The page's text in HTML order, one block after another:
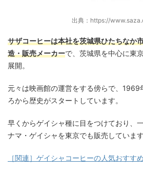
出典：https://
サザコーヒーは本社を茨城県ひたちなか
造・販売メーカーで、茨城県を中心に東
展開。
元々は映画館の運営をする傍らで、1969
ろから歴史がスタートしています。
早くからゲイシャ種に目をつけており、
ナマ・ゲイシャを東京でも販売しています
［関連］ゲイシャコーヒーの人気おすす